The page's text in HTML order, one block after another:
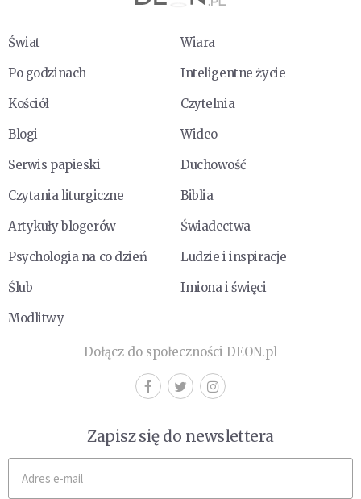
Świat
Wiara
Po godzinach
Inteligentne życie
Kościół
Czytelnia
Blogi
Wideo
Serwis papieski
Duchowość
Czytania liturgiczne
Biblia
Artykuły blogerów
Świadectwa
Psychologia na co dzień
Ludzie i inspiracje
Ślub
Imiona i święci
Modlitwy
Dołącz do społeczności DEON.pl
Zapisz się do newslettera